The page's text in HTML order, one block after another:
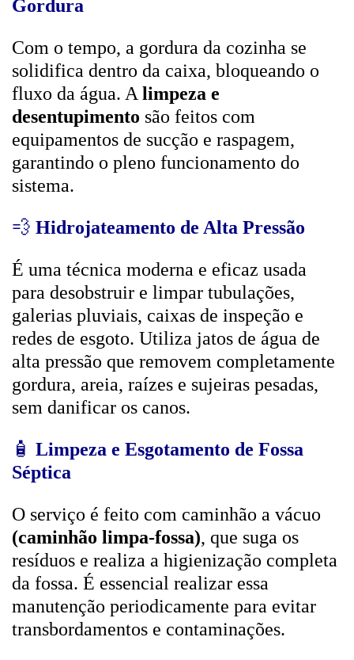
Gordura
Com o tempo, a gordura da cozinha se
solidifica dentro da caixa, bloqueando o
fluxo da água. A limpeza e
desentupimento são feitos com
equipamentos de sucção e raspagem,
garantindo o pleno funcionamento do
sistema.
💨 Hidrojateamento de Alta Pressão
É uma técnica moderna e eficaz usada
para desobstruir e limpar tubulações,
galerias pluviais, caixas de inspeção e
redes de esgoto. Utiliza jatos de água de
alta pressão que removem completamente
gordura, areia, raízes e sujeiras pesadas,
sem danificar os canos.
🧴 Limpeza e Esgotamento de Fossa
Séptica
O serviço é feito com caminhão a vácuo
(caminhão limpa-fossa), que suga os
resíduos e realiza a higienização completa
da fossa. É essencial realizar essa
manutenção periodicamente para evitar
transbordamentos e contaminações.